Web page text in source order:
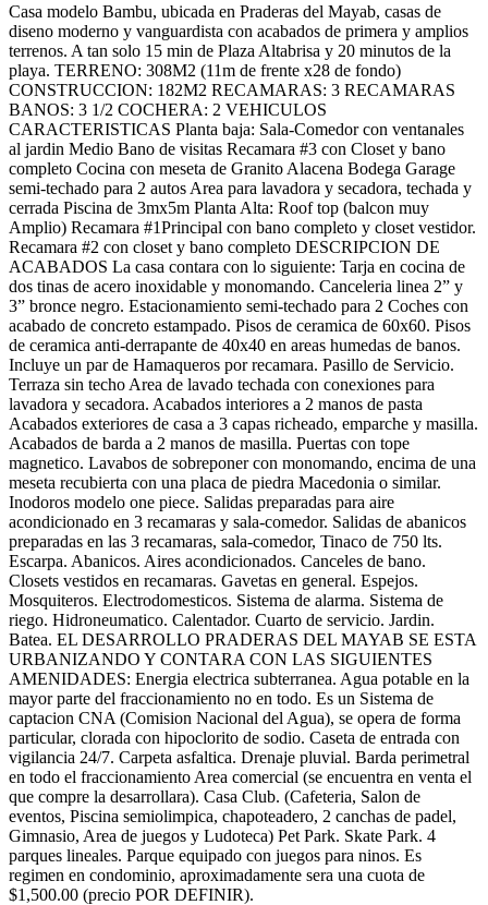
Casa modelo Bambu, ubicada en Praderas del Mayab, casas de
diseno moderno y vanguardista con acabados de primera y amplios
terrenos. A tan solo 15 min de Plaza Altabrisa y 20 minutos de la
playa. TERRENO: 308M2 (11m de frente x28 de fondo)
CONSTRUCCION: 182M2 RECAMARAS: 3 RECAMARAS
BANOS: 3 1/2 COCHERA: 2 VEHICULOS
CARACTERISTICAS Planta baja: Sala-Comedor con ventanales
al jardin Medio Bano de visitas Recamara #3 con Closet y bano
completo Cocina con meseta de Granito Alacena Bodega Garage
semi-techado para 2 autos Area para lavadora y secadora, techada y
cerrada Piscina de 3mx5m Planta Alta: Roof top (balcon muy
Amplio) Recamara #1Principal con bano completo y closet vestidor.
Recamara #2 con closet y bano completo DESCRIPCION DE
ACABADOS La casa contara con lo siguiente: Tarja en cocina de
dos tinas de acero inoxidable y monomando. Canceleria linea 2” y
3” bronce negro. Estacionamiento semi-techado para 2 Coches con
acabado de concreto estampado. Pisos de ceramica de 60x60. Pisos
de ceramica anti-derrapante de 40x40 en areas humedas de banos.
Incluye un par de Hamaqueros por recamara. Pasillo de Servicio.
Terraza sin techo Area de lavado techada con conexiones para
lavadora y secadora. Acabados interiores a 2 manos de pasta
Acabados exteriores de casa a 3 capas richeado, emparche y masilla.
Acabados de barda a 2 manos de masilla. Puertas con tope
magnetico. Lavabos de sobreponer con monomando, encima de una
meseta recubierta con una placa de piedra Macedonia o similar.
Inodoros modelo one piece. Salidas preparadas para aire
acondicionado en 3 recamaras y sala-comedor. Salidas de abanicos
preparadas en las 3 recamaras, sala-comedor, Tinaco de 750 lts.
Escarpa. Abanicos. Aires acondicionados. Canceles de bano.
Closets vestidos en recamaras. Gavetas en general. Espejos.
Mosquiteros. Electrodomesticos. Sistema de alarma. Sistema de
riego. Hidroneumatico. Calentador. Cuarto de servicio. Jardin.
Batea. EL DESARROLLO PRADERAS DEL MAYAB SE ESTA
URBANIZANDO Y CONTARA CON LAS SIGUIENTES
AMENIDADES: Energia electrica subterranea. Agua potable en la
mayor parte del fraccionamiento no en todo. Es un Sistema de
captacion CNA (Comision Nacional del Agua), se opera de forma
particular, clorada con hipoclorito de sodio. Caseta de entrada con
vigilancia 24/7. Carpeta asfaltica. Drenaje pluvial. Barda perimetral
en todo el fraccionamiento Area comercial (se encuentra en venta el
que compre la desarrollara). Casa Club. (Cafeteria, Salon de
eventos, Piscina semiolimpica, chapoteadero, 2 canchas de padel,
Gimnasio, Area de juegos y Ludoteca) Pet Park. Skate Park. 4
parques lineales. Parque equipado con juegos para ninos. Es
regimen en condominio, aproximadamente sera una cuota de
$1,500.00 (precio POR DEFINIR).